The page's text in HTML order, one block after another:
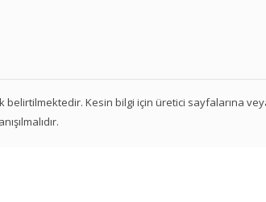
belirtilmektedir. Kesin bilgi için üretici sayfalarına